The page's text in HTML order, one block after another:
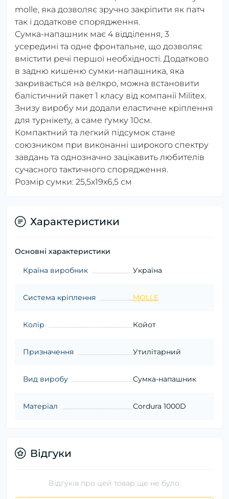
molle, яка дозволяє зручно закріпити як патч
так і додаткове спорядження.
Сумка-напашник має 4 відділення, 3
усередині та одне фронтальне, що дозволяє
вмістити речі першої необхідності. Додатково
в задню кишеню сумки-напашника, яка
закривається на велкро, можна встановити
балістичний пакет 1 класу від компанії Militex.
Знизу виробу ми додали еластичне кріплення
для турнікету, а саме гумку 10см.
Компактний та легкий підсумок стане
союзником при виконанні широкого спектру
завдань та однозначно зацікавить любителів
сучасного тактичного спорядження.
Розмір сумки: 25,5х19х6,5 см
Характеристики
Основні характеристики
Країна виробник Україна
Система кріплення MOLLE
Колір Койот
Призначення Утилітарний
Вид виробу Сумка-напашник
Матеріал Cordura 1000D
Відгуки
Відгуків про цей товар ще не було.